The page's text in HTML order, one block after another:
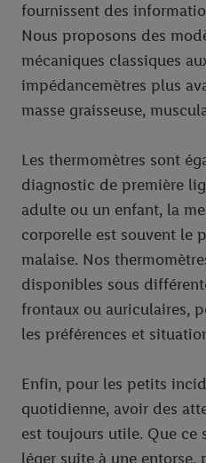
fournissent des
Nous proposons des
mécaniques classiques
impédancemètres plus
masse graisseuse,
Les thermomètres sont
diagnostic de première
adulte ou un enfant, la
corporelle est souvent le
malaise. Nos
disponibles sous
frontaux ou auriculaires,
les préférences et
Enfin, pour les petits
quotidienne, avoir des
est toujours utile. Que ce
léger suite à une entorse,